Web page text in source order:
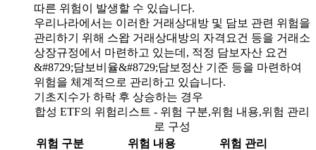
따른 위험이 발생할 수 있습니다.
우리나라에서는 이러한 거래상대방 및 담보 관련 위험을
관리하기 위해 스왑 거래상대방의 자격요건 등을 거래소
상장규정에서 마련하고 있는데, 적정 담보자산 요건
&#8729;담보비율&#8729;담보정산 기준 등을 마련하여
위험을 체계적으로 관리하고 있습니다.
기초지수가 하락 후 상승하는 경우
합성 ETF의 위험리스트 - 위험 구분,위험 내용,위험 관리
로 구성
위험 구분
위험 내용 위험 관리